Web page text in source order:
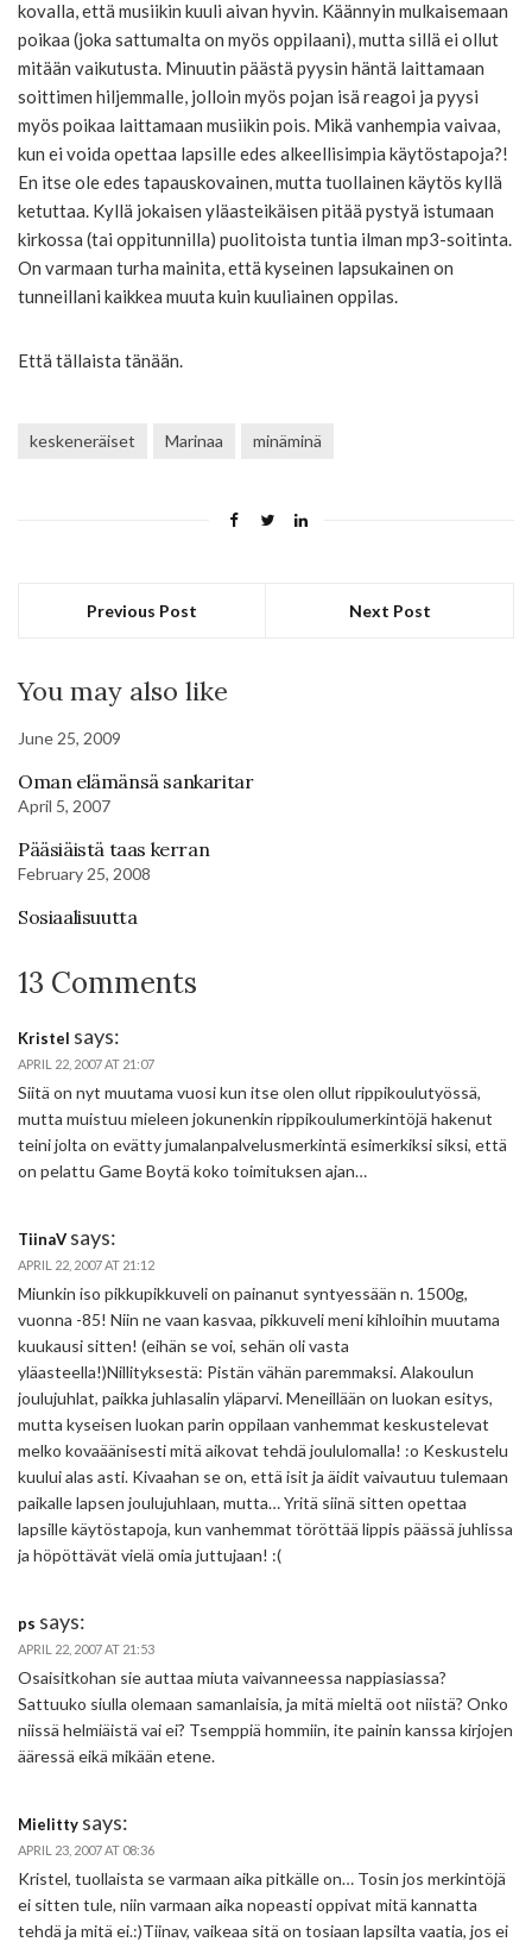
kovalla, että musiikin kuuli aivan hyvin. Käännyin mulkaisemaan
poikaa (joka sattumalta on myös oppilaani), mutta sillä ei ollut
mitään vaikutusta. Minuutin päästä pyysin häntä laittamaan
soittimen hiljemmalle, jolloin myös pojan isä reagoi ja pyysi
myös poikaa laittamaan musiikin pois. Mikä vanhempia vaivaa,
kun ei voida opettaa lapsille edes alkeellisimpia käytöstapoja?!
En itse ole edes tapauskovainen, mutta tuollainen käytös kyllä
ketuttaa. Kyllä jokaisen yläasteikäisen pitää pystyä istumaan
kirkossa (tai oppitunnilla) puolitoista tuntia ilman mp3-soitinta.
On varmaan turha mainita, että kyseinen lapsukainen on
tunneillani kaikkea muuta kuin kuuliainen oppilas.
Että tällaista tänään.
keskeneräiset Marinaa minäminä
Previous Post Next Post
You may also like
June 25, 2009
Oman elämänsä sankaritar
April 5, 2007
Pääsiäistä taas kerran
February 25, 2008
Sosiaalisuutta
13 Comments
Kristel says:
APRIL 22, 2007 AT 21:07
Siitä on nyt muutama vuosi kun itse olen ollut rippikoulutyössä,
mutta muistuu mieleen jokunenkin rippikoulumerkintöjä hakenut
teini jolta on evätty jumalanpalvelusmerkintä esimerkiksi siksi, että
on pelattu Game Boytä koko toimituksen ajan…
TiinaV says:
APRIL 22, 2007 AT 21:12
Miunkin iso pikkupikkuveli on painanut syntyessään n. 1500g,
vuonna -85! Niin ne vaan kasvaa, pikkuveli meni kihloihin muutama
kuukausi sitten! (eihän se voi, sehän oli vasta
yläasteella!)Nillityksestä: Pistän vähän paremmaksi. Alakoulun
joulujuhlat, paikka juhlasalin yläparvi. Meneillään on luokan esitys,
mutta kyseisen luokan parin oppilaan vanhemmat keskustelevat
melko kovaäänisesti mitä aikovat tehdä joululomalla! :o Keskustelu
kuului alas asti. Kivaahan se on, että isit ja äidit vaivautuu tulemaan
paikalle lapsen joulujuhlaan, mutta… Yritä siinä sitten opettaa
lapsille käytöstapoja, kun vanhemmat töröttää lippis päässä juhlissa
ja höpöttävät vielä omia juttujaan! :(
ps says:
APRIL 22, 2007 AT 21:53
Osaisitkohan sie auttaa miuta vaivanneessa nappiasiassa?
Sattuuko siulla olemaan samanlaisia, ja mitä mieltä oot niistä? Onko
niissä helmiäistä vai ei? Tsemppiä hommiin, ite painin kanssa kirjojen
ääressä eikä mikään etene.
Mielitty says:
APRIL 23, 2007 AT 08:36
Kristel, tuollaista se varmaan aika pitkälle on… Tosin jos merkintöjä
ei sitten tule, niin varmaan aika nopeasti oppivat mitä kannatta
tehdä ja mitä ei.:)Tiinav, vaikeaa sitä on tosiaan lapsilta vaatia, jos ei